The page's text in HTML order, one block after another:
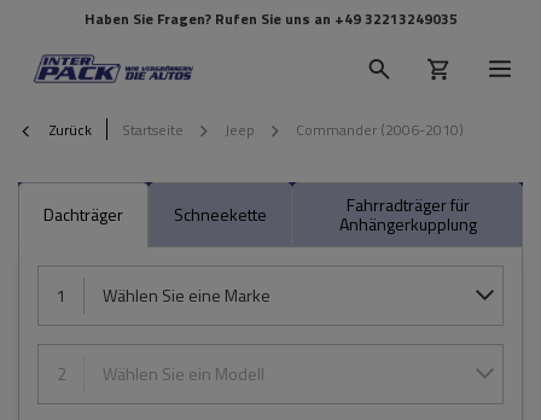
Haben Sie Fragen? Rufen Sie uns an +49 32213249035
Zurück Startseite Jeep Commander (2006-2010)
Dachträger Schneekette Fahrradträger für
Anhängerkupplung
1 Wählen Sie eine Marke
2 Wählen Sie ein Modell